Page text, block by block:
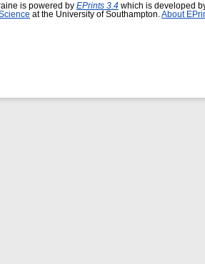
is powered by EPrints 3.4 which is developed
at the University of Southampton. About